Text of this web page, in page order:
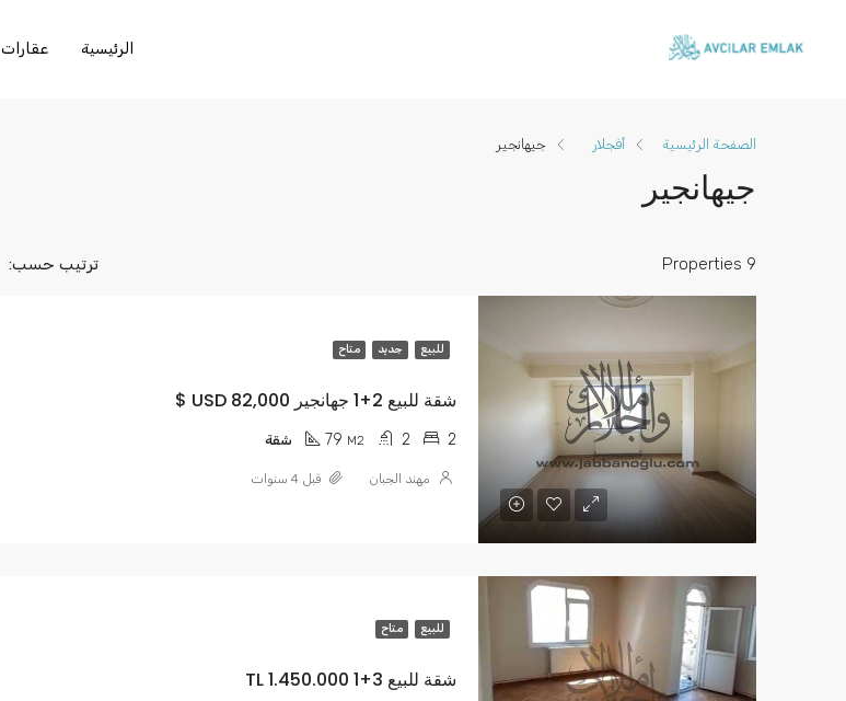
الرئيسية عقارات
الصفحة الرئيسية أفجلار جيهانجير
جيهانجير
9 Properties ترتيب حسب:
للبيع جديد متاح
شقة للبيع 2+1 جهانجير USD 82,000 $
2
2
79 M2 شقة
مهند الجبان قبل 4 سنوات
للبيع متاح
شقة للبيع 3+1 TL 1.450.000